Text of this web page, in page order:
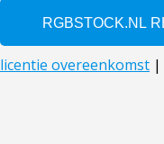
licentie overeenkomst |